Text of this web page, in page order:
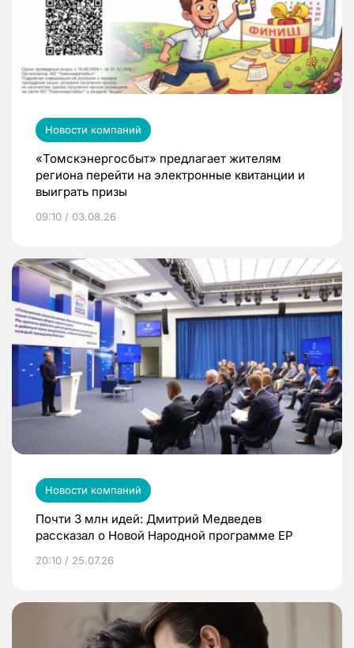
Новости компаний
«Томскэнергосбыт» предлагает жителям
региона перейти на электронные квитанции и
выиграть призы
09:10 / 03.08.26
Новости компаний
Почти 3 млн идей: Дмитрий Медведев
рассказал о Новой Народной программе ЕР
20:10 / 25.07.26